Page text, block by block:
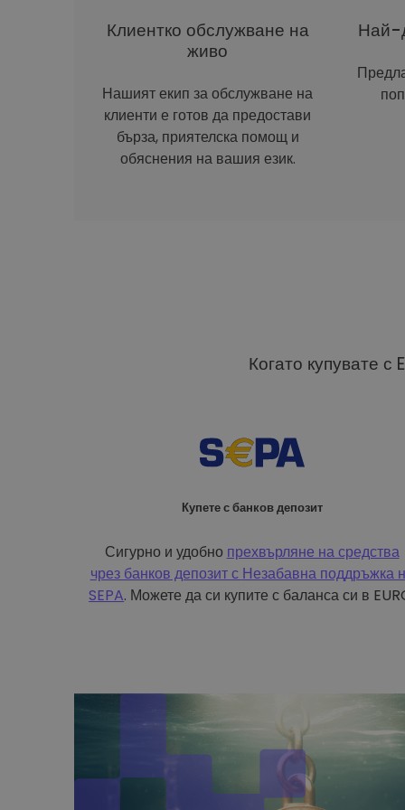
Клиентко обслужване на
живо
Нашият екип за обслужване на
клиенти е готов да предостави
бърза, приятелска помощ и
обяснения на вашия език.
Най-
Когато купувате
Купете с банков депозит
Сигурно и удобно прехвърляне на средства
чрез банков депозит с Незабавна поддръжка
SEPA. Можете да си купите с баланса си в